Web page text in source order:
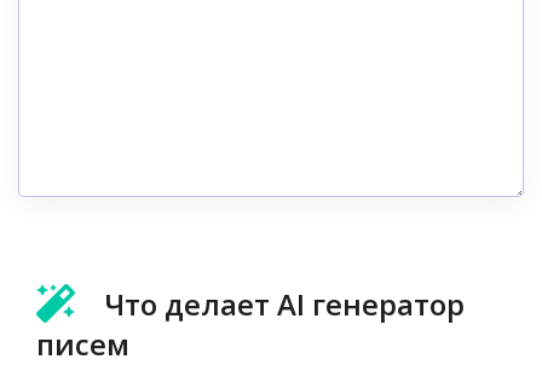
Что делает AI генератор
писем